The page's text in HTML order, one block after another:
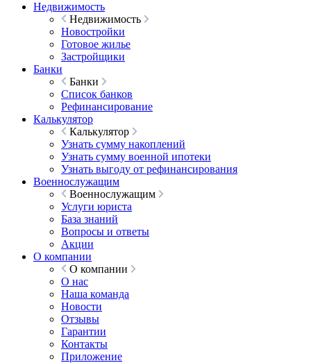
Недвижимость
Недвижимость
Новостройки
Готовое жилье
Застройщики
Банки
Банки
Список банков
Рефинансирование
Калькулятор
Калькулятор
Узнать сумму накоплений
Узнать сумму военной ипотеки
Узнать выгоду от рефинансирования
Военнослужащим
Военнослужащим
Услуги юриста
База знаний
Вопросы и ответы
Акции
О компании
О компании
О нас
Наша команда
Новости
Отзывы
Гарантии
Контакты
Приложение